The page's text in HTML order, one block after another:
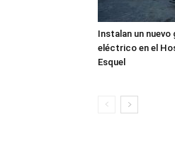
Instalan un nuevo
eléctrico en el
Esquel